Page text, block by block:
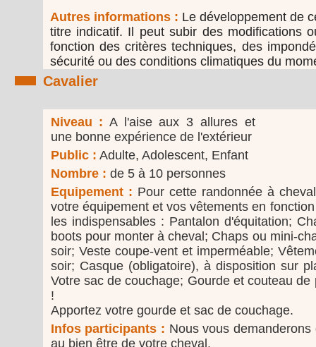
Autres informations : Le développement de
titre indicatif. Il peut subir des modifications
fonction des critères techniques, des
sécurité ou des conditions climatiques du
Cavalier
Niveau : A l'aise aux 3 allures et
une bonne expérience de l'extérieur
Public : Adulte, Adolescent, Enfant
Nombre : de 5 à 10 personnes
Equipement : Pour cette randonnée à
votre équipement et vos vêtements en
les indispensables : Pantalon d'équitation;
boots pour monter à cheval; Chaps ou mini-
soir; Veste coupe-vent et imperméable;
soir; Casque (obligatoire), à disposition sur
Votre sac de couchage; Gourde et couteau
!
Apportez votre gourde et sac de couchage.
Infos participants : Nous vous
au bien être de votre cheval.